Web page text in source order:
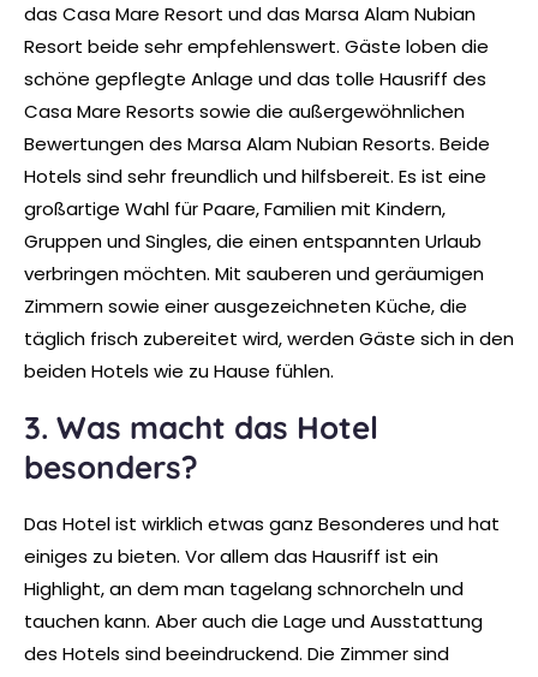
das Casa Mare Resort und das Marsa Alam Nubian
Resort beide sehr empfehlenswert. Gäste loben die
schöne gepflegte Anlage und das tolle Hausriff des
Casa Mare Resorts sowie die außergewöhnlichen
Bewertungen des Marsa Alam Nubian Resorts. Beide
Hotels sind sehr freundlich und hilfsbereit. Es ist eine
großartige Wahl für Paare, Familien mit Kindern,
Gruppen und Singles, die einen entspannten Urlaub
verbringen möchten. Mit sauberen und geräumigen
Zimmern sowie einer ausgezeichneten Küche, die
täglich frisch zubereitet wird, werden Gäste sich in den
beiden Hotels wie zu Hause fühlen.
3. Was macht das Hotel
besonders?
Das Hotel ist wirklich etwas ganz Besonderes und hat
einiges zu bieten. Vor allem das Hausriff ist ein
Highlight, an dem man tagelang schnorcheln und
tauchen kann. Aber auch die Lage und Ausstattung
des Hotels sind beeindruckend. Die Zimmer sind